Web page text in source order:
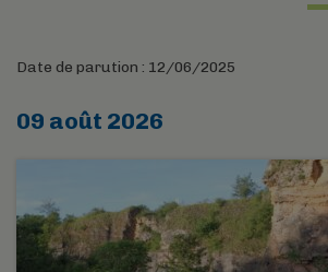
Date de parution : 12/06/2025
09 août 2026